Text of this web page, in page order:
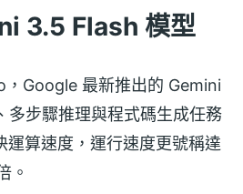
3.5 Flash 模型
，Google 最新推出的 Gemini
多步驟推理與程式碼生成任務
運算速度，運行速度更號稱達
。